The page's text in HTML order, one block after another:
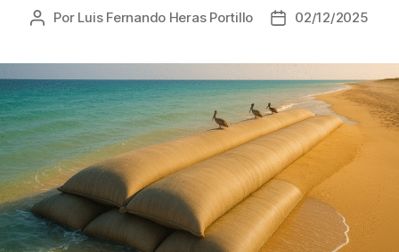
Autor
entrada
Por Luis Fernando Heras Portillo
Fecha
entrada
02/12/2025